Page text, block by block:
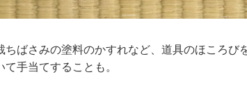
ばさみの塗料のかすれなど、道具のほころび
手当てすることも。